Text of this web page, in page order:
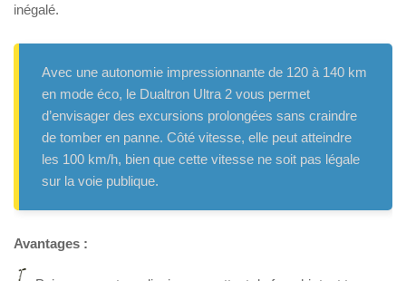
inégalé.
Avec une autonomie impressionnante de 120 à 140 km
en mode éco, le Dualtron Ultra 2 vous permet
d’envisager des excursions prolongées sans craindre
de tomber en panne. Côté vitesse, elle peut atteindre
les 100 km/h, bien que cette vitesse ne soit pas légale
sur la voie publique.
Avantages :